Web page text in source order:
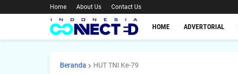
Home About Us Contact Us
HOME ADVERTORIAL
Beranda HUT TNI Ke-79